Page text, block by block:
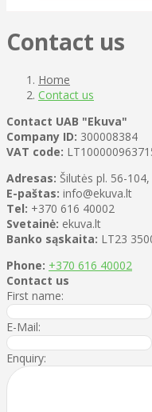
Contact us
Home
Contact us
Contact UAB "Ekuva"
Company ID: 300008384
VAT code:
Adresas: Šilutės pl. 56-
E-paštas: info@ekuva.lt
Tel: +370 616 40002
Svetainė: ekuva.lt
Banko sąskaita: LT23
Phone: +370 616 40002
Contact us
First name:
E-Mail:
Enquiry: